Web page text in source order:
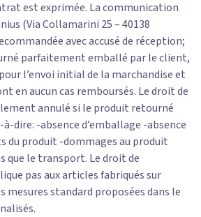
est exprimée. La communication
(Via Collamarini 25 – 40138
avec accusé de réception;
parfaitement emballé par le client,
l’envoi initial de la marchandise et
en aucun cas remboursés. Le droit de
annulé si le produit retourné
dire: -absence d’emballage -absence
du produit -dommages au produit
que le transport. Le droit de
pas aux articles fabriqués sur
mesures standard proposées dans le